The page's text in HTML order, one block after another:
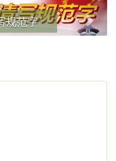
规范字